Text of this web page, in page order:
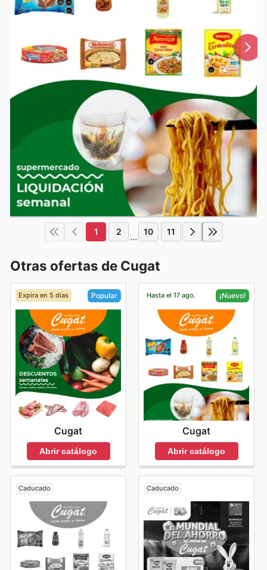
1 2 ... 10 11
Otras ofertas de Cugat
Expira en 5 días Popular
Cugat
Abrir catálogo
Hasta el 17 ago. ¡Nuevo!
Cugat
Abrir catálogo
Caducado Caducado